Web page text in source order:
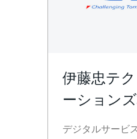
伊藤忠テ
ーション
デジタルサービ